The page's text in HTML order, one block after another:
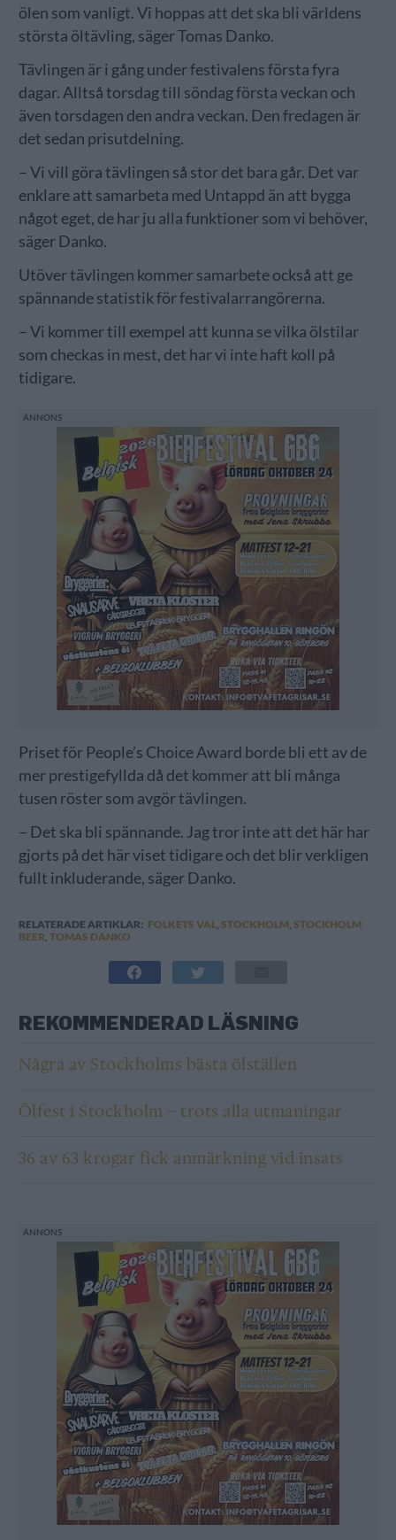
ölen som vanligt. Vi hoppas att det ska bli världens
största öltävling, säger Tomas Danko.
Tävlingen är i gång under festivalens första fyra
dagar. Alltså torsdag till söndag första veckan och
även torsdagen den andra veckan. Den fredagen är
det sedan prisutdelning.
– Vi vill göra tävlingen så stor det bara går. Det var
enklare att samarbeta med Untappd än att bygga
något eget, de har ju alla funktioner som vi behöver,
säger Danko.
Utöver tävlingen kommer samarbete också att ge
spännande statistik för festivalarrangörerna.
– Vi kommer till exempel att kunna se vilka ölstilar
som checkas in mest, det har vi inte haft koll på
tidigare.
Priset för People’s Choice Award borde bli ett av de
mer prestigefyllda då det kommer att bli många
tusen röster som avgör tävlingen.
– Det ska bli spännande. Jag tror inte att det här har
gjorts på det här viset tidigare och det blir verkligen
fullt inkluderande, säger Danko.
RELATERADE ARTIKLAR: FOLKETS VAL, STOCKHOLM, STOCKHOLM
BEER TOMAS DANKO
REKOMMENDERAD LÄSNING
Några av Stockholms bästa ölställen
Ölfest i Stockholm – trots alla utmaningar
36 av 63 krogar fick anmärkning vid insats